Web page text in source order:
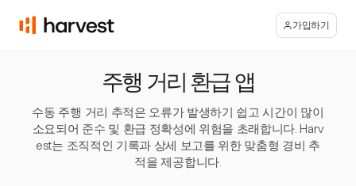
가입하기
주행 거리 환급 앱
수동 주행 거리 추적은 오류가 발생하기 쉽고 시간이 많이
소요되어 준수 및 환급 정확성에 위험을 초래합니다. Harv
est는 조직적인 기록과 상세 보고를 위한 맞춤형 경비 추
적을 제공합니다.